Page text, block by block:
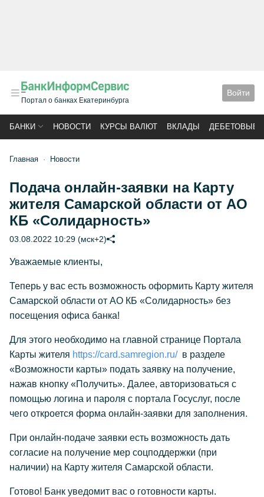
Портал о банках Екатеринбурга
Войти
БАНКИ НОВОСТИ КУРСЫ ВАЛЮТ ВКЛАДЫ ДЕБЕТОВЫЕ
Главная Новости
Подача онлайн-заявки на Карту
жителя Самарской области от АО
КБ «Солидарность»
03.08.2022 10:29 (мск+2)
Уважаемые клиенты,
Теперь у вас есть возможность оформить Карту жителя
Самарской области от АО КБ «Солидарность» без
посещения офиса банка!
Для этого необходимо на главной странице Портала
Карты жителя https://card.samregion.ru/в разделе
«Возможности карты» подать заявку на получение,
нажав кнопку «Получить». Далее, авторизоваться с
помощью логина и пароля с портала Госуслуг, после
чего откроется форма онлайн-заявки для заполнения.
При онлайн-подаче заявки есть возможность дать
согласие на получение мер соцподдержки (при
наличии) на Карту жителя Самарской области.
Готово! Банк уведомит вас о готовности карты.